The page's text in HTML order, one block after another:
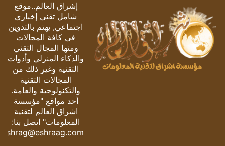
إشراق العالم..موقع
شامل تقني إخباري
اجتماعي, يهتم بالتدوين
في كافة المجالات
ومنها المجال التقني
والذكاء المنزلي وأدوات
التقنية وغير ذلك من
المجالات التقنية
والتكنولوجية والعامة.
أحد مواقع "مؤسسة
اشراق العالم لتقنية
المعلومات" اتصل بنا:
eshrag@eshraag.com